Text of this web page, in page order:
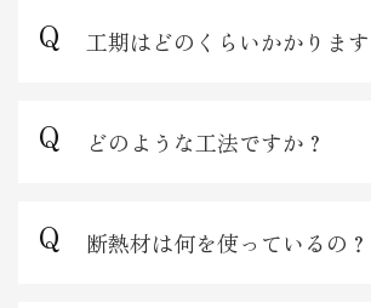
工期はどのくらいかかります
どのような工法ですか？
断熱材は何を使っているの？